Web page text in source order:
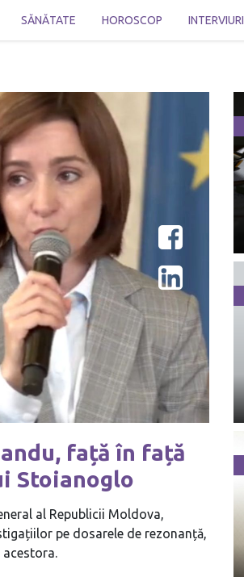
SĂNĂTATE HOROSCOP INTERVIURI
față în față
Stoianoglo
al Republicii Moldova,
pe dosarele de rezonanță,